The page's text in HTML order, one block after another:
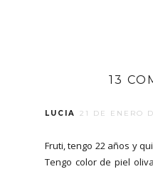
13
LUCIA 21 DE ENERO
Fruti, tengo 22 años y
Tengo color de piel